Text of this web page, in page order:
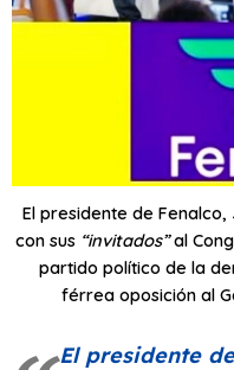
El presidente de
con sus “invitados”al
partido político de la
férrea oposición al
El presidente